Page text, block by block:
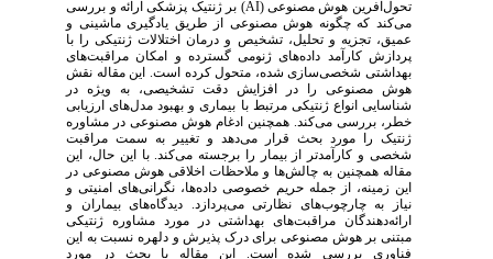
تحول‌آفرین هوش مصنوعی ( AI) بر ژنتیک پزشکی ارائه و بررسی
می‌کند که چگونه هوش مصنوعی از طریق یادگیری ماشینی و
عمیق، تجزیه و تحلیل، تشخیص و درمان اختلالات ژنتیکی را با
پردازش کارآمد داده‌های ژنومی گسترده و امکان مراقبت‌های
بهداشتی شخصی‌سازی شده، متحول کرده است. این مقاله نقش
هوش مصنوعی را در افزایش دقت تشخیصی، به ویژه در
شناسایی انواع ژنتیکی مرتبط با بیماری و بهبود مدل‌های ارزیابی
خطر، بررسی می‌کند. همچنین ادغام هوش مصنوعی در مشاوره
ژنتیک را مورد بحث قرار می‌دهد و تغییر به سمت مراقبت
شخصی و کارآمدتر از بیمار را برجسته می‌کند. با این حال، این
مقاله همچنین به چالش‌ها و ملاحظات اخلاقی هوش مصنوعی در
این زمینه، از جمله حریم خصوصی داده‌ها، نگرانی‌های امنیتی و
نیاز به چارچوب‌های نظارتی می‌پردازد. دیدگاه‌های بیماران و
ارائه‌دهندگان مراقبت‌های بهداشتی در مورد مشاوره ژنتیکی
مبتنی بر هوش مصنوعی برای درک پذیرش و دلهره نسبت به این
فناوری بررسی شده است. این مقاله با بحث در مورد